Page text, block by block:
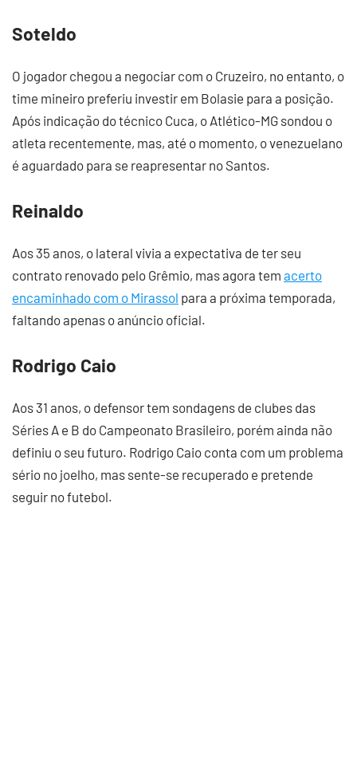
Soteldo
O jogador chegou a negociar com o Cruzeiro, no entanto, o
time mineiro preferiu investir em Bolasie para a posição.
Após indicação do técnico Cuca, o Atlético-MG sondou o
atleta recentemente, mas, até o momento, o venezuelano
é aguardado para se reapresentar no Santos.
Reinaldo
Aos 35 anos, o lateral vivia a expectativa de ter seu
contrato renovado pelo Grêmio, mas agora tem acerto
encaminhado com o Mirassol para a próxima temporada,
faltando apenas o anúncio oficial.
Rodrigo Caio
Aos 31 anos, o defensor tem sondagens de clubes das
Séries A e B do Campeonato Brasileiro, porém ainda não
definiu o seu futuro. Rodrigo Caio conta com um problema
sério no joelho, mas sente-se recuperado e pretende
seguir no futebol.